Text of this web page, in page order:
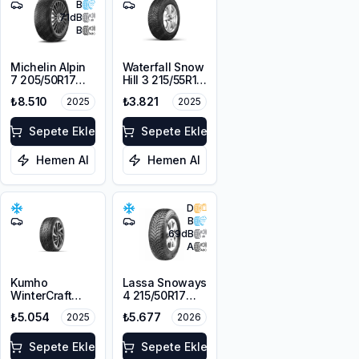
B
71dB
B
Michelin Alpin
7 205/50R17
93V XL M+S
3PMSF
₺8.510 2025
Sepete Ekle
Hemen Al
Waterfall Snow
Hill 3 215/55R16
₺3.821 2025
Sepete Ekle
Hemen Al
Kumho
WinterCraft
WI32 215/55R16
97T XL M+S
3PMSF
₺5.054 2025
Sepete Ekle
D
B
69dB
A
Lassa Snoways
4 215/50R17
95V XL M+S
3PMSF
₺5.677 2026
Sepete Ekle